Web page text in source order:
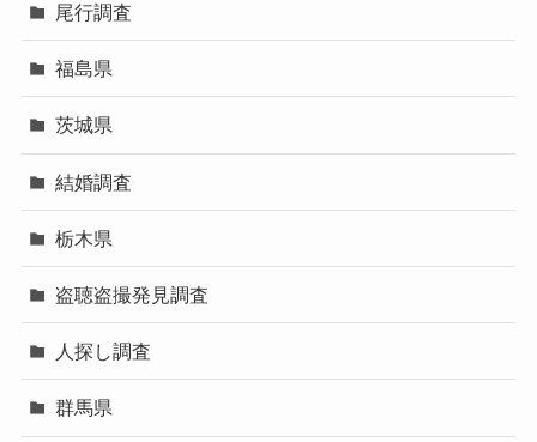
尾行調査
福島県
茨城県
結婚調査
栃木県
盗聴盗撮発見調査
人探し調査
群馬県